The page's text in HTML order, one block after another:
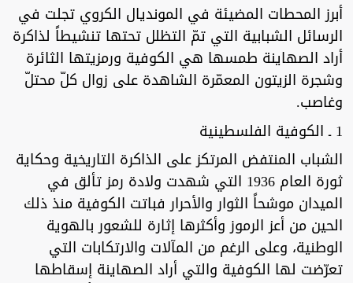
أبرز المحطات المضيئة في المونديال الكروي تجلت في
الرسائل الشبابية التي تمّ التظلل تحتها تنشيطاً لذاكرة
أراد الصهاينة طمسها هي الكوفية ورمزيتها الثائرة
وشجرة الزيتون المعمّرة الشاهدة على زوال كلّ محتلّ
وغاصب.
1 ـ الكوفية الفلسطينية
الشباب المنتفض المرتكز على الذاكرة التاريخية وحكاية
ثورة العام 1936 التي شهدت ولادة رمز تألق في
الميدان موشحاً الثوار والأحرار فباتت الكوفية منذ ذلك
الحين من أعز الرموز وأكثرها إثارة للشعور بالهوية
الوطنية، وعلى الرغم من المآلات والارتكابات التي
تعرّضت لها الكوفية والتي أراد الصهاينة إسقاطها